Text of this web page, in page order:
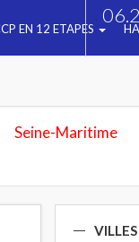
EN 12 ETAPES
Seine-Maritime